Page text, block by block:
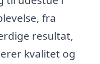
fra
resultat,
kvalitet og